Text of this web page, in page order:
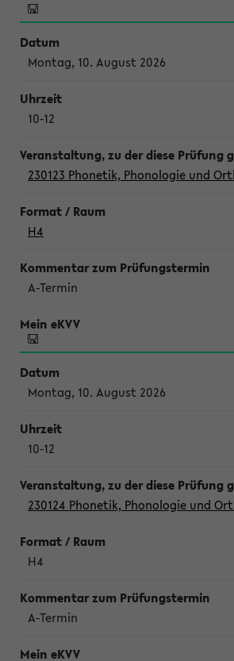
Montag, 10. August 2026
10-12
230123 Phonetik, Phonologie und
H4
A-Termin
Montag, 10. August 2026
10-12
230124 Phonetik, Phonologie und
H4
A-Termin